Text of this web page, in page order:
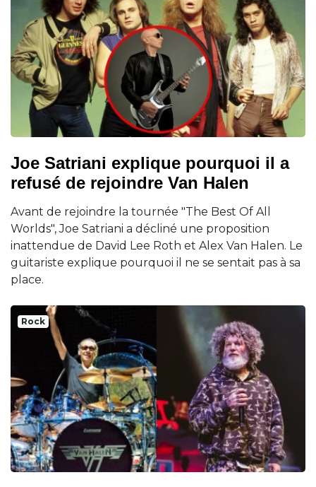
Joe Satriani explique pourquoi il a
refusé de rejoindre Van Halen
Avant de rejoindre la tournée "The Best Of All
Worlds", Joe Satriani a décliné une proposition
inattendue de David Lee Roth et Alex Van Halen. Le
guitariste explique pourquoi il ne se sentait pas à sa
place.
Rock